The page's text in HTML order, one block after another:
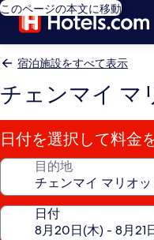
このページの本文に移動
宿泊施設をすべて表示
チェンマイ マ
日付を選択して料金
目的地
日付